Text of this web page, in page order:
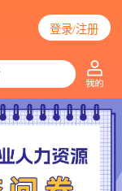
登录/注册